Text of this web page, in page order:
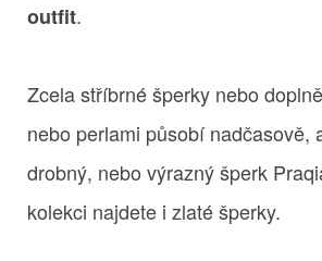
outfit.
Zcela stříbrné šperky nebo
nebo perlami působí nadčasově,
drobný, nebo výrazný šperk
kolekci najdete i zlaté šperky.